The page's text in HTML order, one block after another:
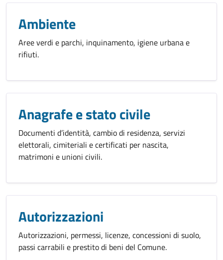
Ambiente
Aree verdi e parchi, inquinamento, igiene urbana e
rifiuti.
Anagrafe e stato civile
Documenti d’identità, cambio di residenza, servizi
elettorali, cimiteriali e certificati per nascita,
matrimoni e unioni civili.
Autorizzazioni
Autorizzazioni, permessi, licenze, concessioni di suolo,
passi carrabili e prestito di beni del Comune.